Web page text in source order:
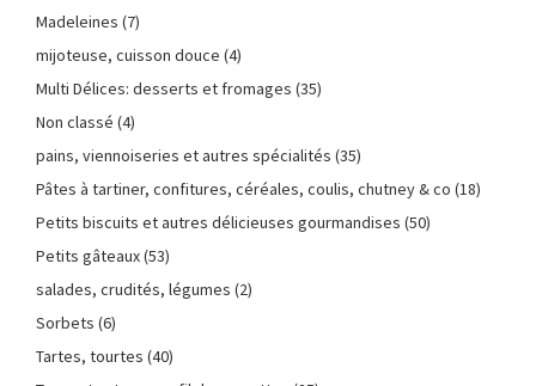
Madeleines (7)
mijoteuse, cuisson douce (4)
Multi Délices: desserts et fromages (35)
Non classé (4)
pains, viennoiseries et autres spécialités (35)
Pâtes à tartiner, confitures, céréales, coulis, chutney & co (18)
Petits biscuits et autres délicieuses gourmandises (50)
Petits gâteaux(53)
salades, crudités, légumes (2)
Sorbets (6)
Tartes, tourtes (40)